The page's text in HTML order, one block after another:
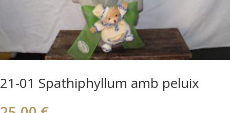
21-01 Spathiphyllum amb peluix